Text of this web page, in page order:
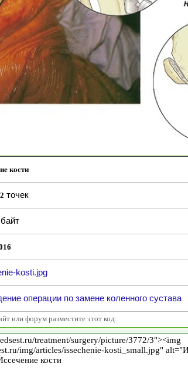
кости
точек
байт
kosti.jpg
операции по замене коленного сустава
или форум разместите этот код: